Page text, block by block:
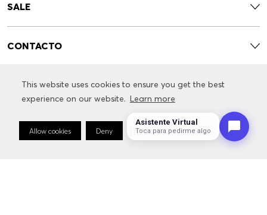
This website uses cookies to ensure you get the best
experience on our website. Learn more
Allow cookies Deny Cookie Preferences
This website uses cookies to ensure you get the best
experience on our website. Learn more
Allow cookies Deny Cookie Preferences
SALE
CONTACTO
SERVICIOS
INFORMACIÓN RELACIONADA CON LA MARCA
Asistente Virtual
Toca para pedirme algo